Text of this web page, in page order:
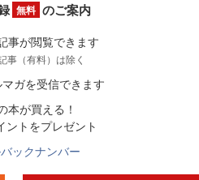
無料 のご案内
事が閲覧できます
事（有料）は除く
マガを受信できます
本が買える！
ントをプレゼント
ックナンバー